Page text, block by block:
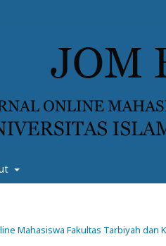
Mahasiswa Fakultas Tarbiyah